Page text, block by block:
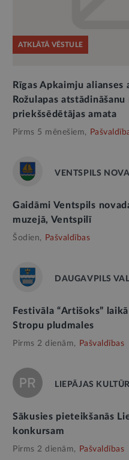
ATKLĀTĀ VĒSTULE
Rīgas Apkaimju
Rožulapas
priekšsēdētājas amata
Pirms 5 mēnešiem,
VENTSPILS
Gaidāmi Ventspils
muzejā, Ventspilī
Šodien, Pašvaldības
DAUGAVPILS
Festivāla “Artišoks”
Stropu pludmales
Pirms 2 dienām, Pašvaldības
LIEPĀJAS
Sākusies pieteikšanās
konkursam
Pirms 2 dienām, Pašvaldības